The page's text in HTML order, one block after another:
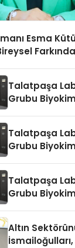
Esma
Talatpaşa
Grubu
Talatpaşa
Grubu
Talatpaşa
Grubu
Altın